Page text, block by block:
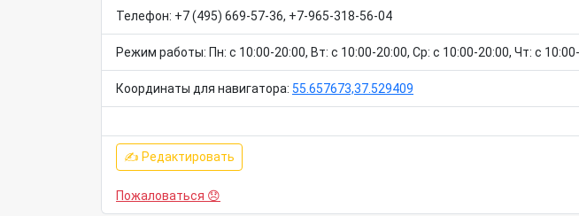
Телефон: +7 (495) 669-57-36, +7-965-318-56-04
Режим работы: Пн: c 10:00-20:00, Вт: c 10:00-20:00, Ср: c 10:00-20:00, Чт: c
Координаты для навигатора: 55.657673,37.529409
✍ Редактировать
Пожаловаться 😞